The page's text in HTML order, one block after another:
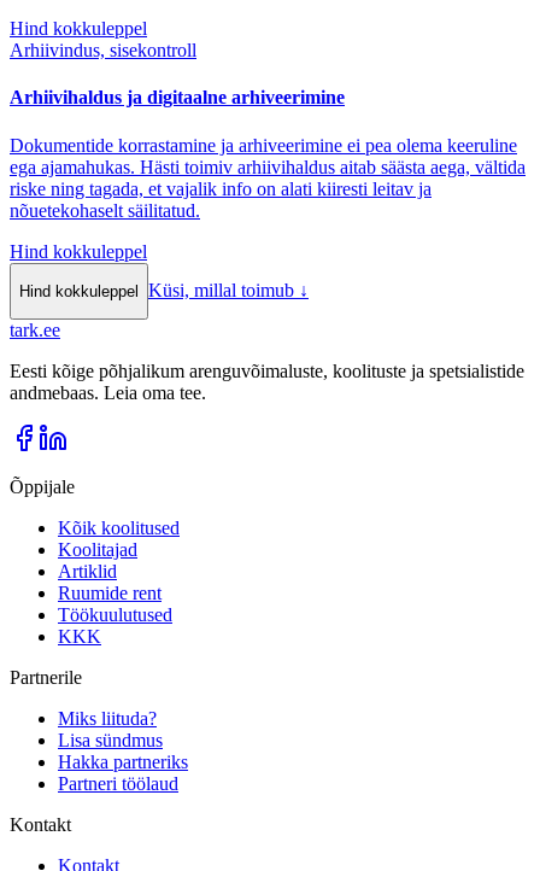
Hind kokkuleppel
Arhiivindus, sisekontroll
Arhiivihaldus ja digitaalne arhiveerimine
Dokumentide korrastamine ja arhiveerimine ei pea olema keeruline
ega ajamahukas. Hästi toimiv arhiivihaldus aitab säästa aega, vältida
riske ning tagada, et vajalik info on alati kiiresti leitav ja
nõuetekohaselt säilitatud.
Hind kokkuleppel
Hind kokkuleppel Küsi, millal toimub ↓
tark.ee
Eesti kõige põhjalikum arenguvõimaluste, koolituste ja spetsialistide
andmebaas. Leia oma tee.
Õppijale
Kõik koolitused
Koolitajad
Artiklid
Ruumide rent
Töökuulutused
KKK
Partnerile
Miks liituda?
Lisa sündmus
Hakka partneriks
Partneri töölaud
Kontakt
Kontakt